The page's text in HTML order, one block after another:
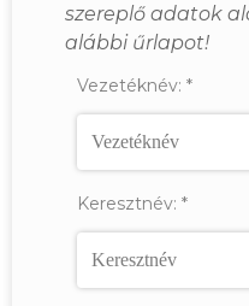
szereplő adatok
alábbi űrlapot!
Vezetéknév: *
Keresztnév: *